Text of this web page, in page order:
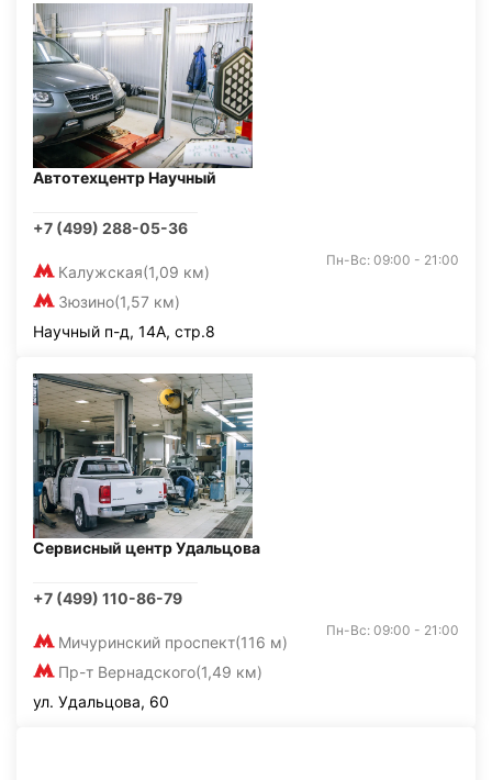
Автотехцентр Научный
+7 (499) 288-05-36
Калужская(1,09 км)
Зюзино(1,57 км)
Пн-Вс: 09:00 - 21:00
Научный п-д, 14А, стр.8
Сервисный центр Удальцова
+7 (499) 110-86-79
Мичуринский проспект(116 м)
Пр-т Вернадского(1,49 км)
Пн-Вс: 09:00 - 21:00
ул. Удальцова, 60